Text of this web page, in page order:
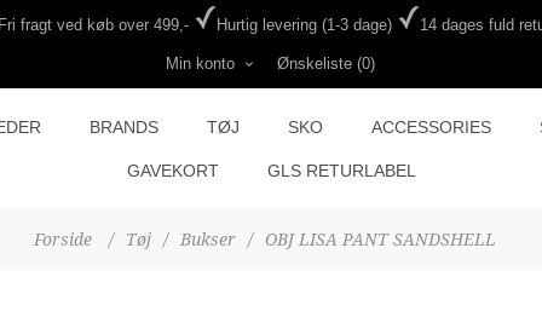
fragt ved køb over 499,- Hurtig levering (1-3 dage) 14 dages fuld
Min konto Ønskeliste (0)
BRANDS TØJ SKO ACCESSORIES
GAVEKORT GLS RETURLABEL
Forside / Tøj / Bukser / OBJ LISA PANT SANDSHELL